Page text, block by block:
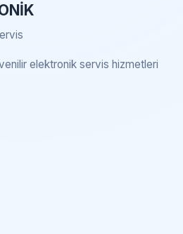
elektronik servis hizmetleri